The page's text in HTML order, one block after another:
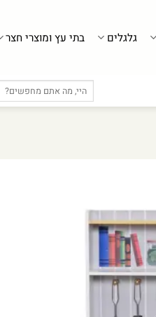
גלגלים בתי עץ ומוצרי חצר
עבור: